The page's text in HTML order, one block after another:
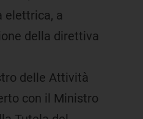
elettrica, a
della direttiva
delle Attività
con il Ministro